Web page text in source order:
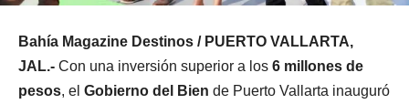
Bahía Magazine Destinos / PUERTO VALLARTA,
JAL.- Con una inversión superior a los 6 millones de
pesos, el Gobierno del Bien de Puerto Vallarta inauguró